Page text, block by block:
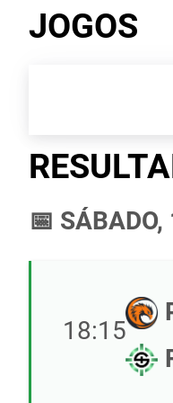
JOGOS
📅
18:15